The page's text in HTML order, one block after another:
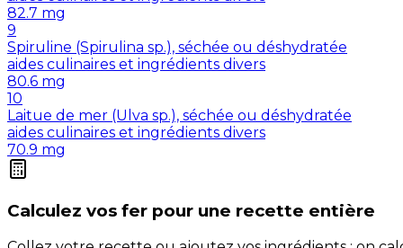
82.7 mg
9
Spiruline (Spirulina sp.), séchée ou déshydratée
aides culinaires et ingrédients divers
80.6 mg
10
Laitue de mer (Ulva sp.), séchée ou déshydratée
aides culinaires et ingrédients divers
70.9 mg
Calculez vos fer pour une recette entière